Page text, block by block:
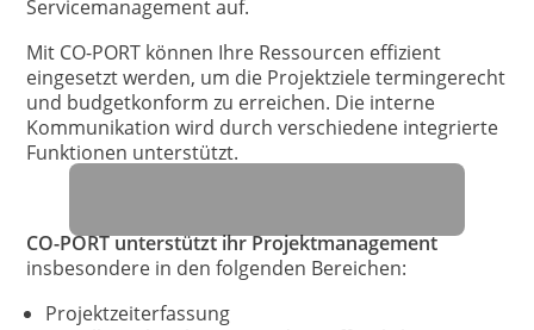
Servicemanagement auf.
Mit CO-PORT können Ihre Ressourcen effizient
eingesetzt werden, um die Projektziele termingerecht
und budgetkonform zu erreichen. Die interne
Kommunikation wird durch verschiedene integrierte
Funktionen unterstützt.
CO-PORT unterstützt ihr Projektmanagement
insbesondere in den folgenden Bereichen:
Projektzeiterfassung